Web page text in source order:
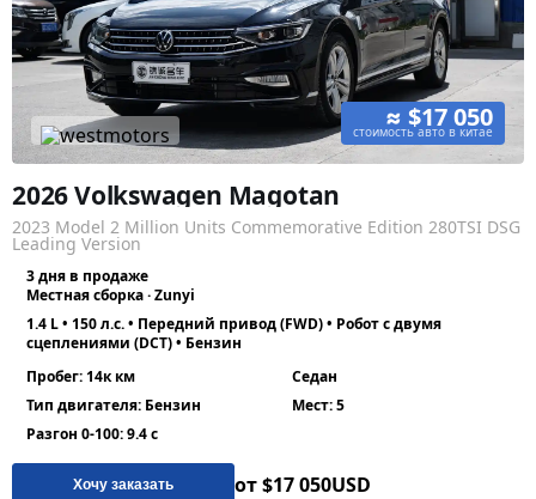
≈ $17 050
стоимость авто в китае
2026 Volkswagen Magotan
2023 Model 2 Million Units Commemorative Edition 280TSI DSG
Leading Version
3 дня в продаже
Местная сборка · Zunyi
1.4 L • 150 л.с. • Передний привод (FWD) • Робот с двумя
сцеплениями (DCT) • Бензин
Пробег: 14к км
Седан
Тип двигателя: Бензин
Мест: 5
Разгон 0-100: 9.4 с
Хочу заказать от $17 050USD